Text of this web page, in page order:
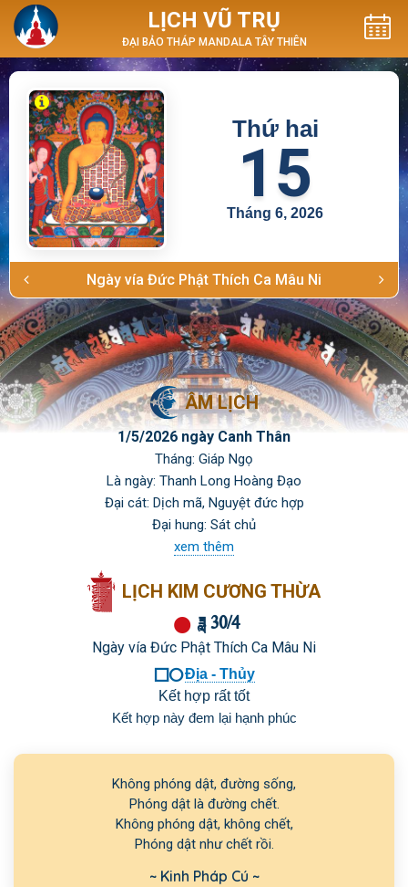
LỊCH VŨ TRỤ
ĐẠI BẢO THÁP MANDALA TÂY THIÊN
Thứ hai
15
Tháng 6, 2026
Ngày vía Đức Phật Thích Ca Mâu Ni
ÂM LỊCH
1/5/2026 ngày Canh Thân
Tháng: Giáp Ngọ
Là ngày: Thanh Long Hoàng Đạo
Đại cát: Dịch mã, Nguyệt đức hợp
Đại hung: Sát chủ
xem thêm
LỊCH KIM CƯƠNG THỪA
  30/4
Ngày vía Đức Phật Thích Ca Mâu Ni
Địa - Thủy
Kết hợp rất tốt
Kết hợp này đem lại hạnh phúc
Không phóng dật, đường sống,
Phóng dật là đường chết.
Không phóng dật, không chết,
Phóng dật như chết rồi.
~ Kinh Pháp Cú ~